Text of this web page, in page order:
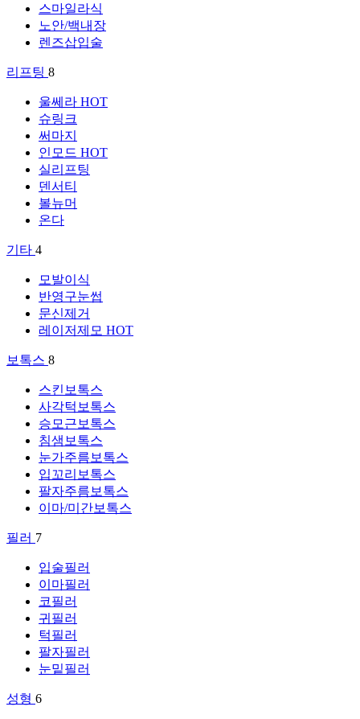
스마일라식
노안/백내장
렌즈삽입술
리프팅 8
울쎄라 HOT
슈링크
써마지
인모드 HOT
실리프팅
덴서티
볼뉴머
온다
기타 4
모발이식
반영구눈썹
문신제거
레이저제모 HOT
보톡스 8
스킨보톡스
사각턱보톡스
승모근보톡스
침샘보톡스
눈가주름보톡스
입꼬리보톡스
팔자주름보톡스
이마/미간보톡스
필러 7
입술필러
이마필러
코필러
귀필러
턱필러
팔자필러
눈밑필러
성형 6